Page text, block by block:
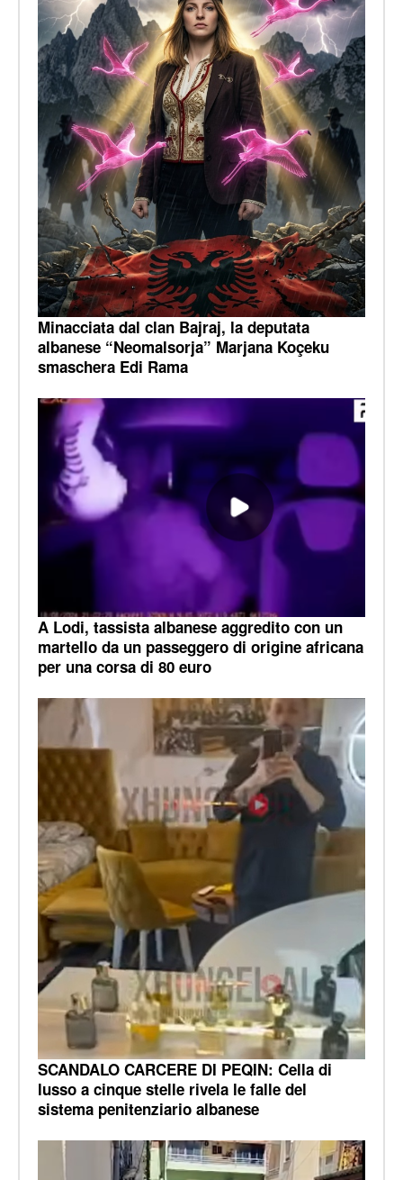
Minacciata dal clan Bajraj, la deputata
albanese “Neomalsorja” Marjana Koçeku
smaschera Edi Rama
A Lodi, tassista albanese aggredito con un
martello da un passeggero di origine africana
per una corsa di 80 euro
SCANDALO CARCERE DI PEQIN: Cella di
lusso a cinque stelle rivela le falle del
sistema penitenziario albanese